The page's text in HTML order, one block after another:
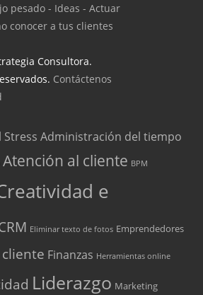
pesado - Ideas - Actuar
conocer a tus clientes
Consultora.
Contáctenos
Administración del tiempo
Atención al cliente BPM
e
Eliminar texto de fotos Emprendedores
Finanzas Herramientas online
Liderazgo Marketing